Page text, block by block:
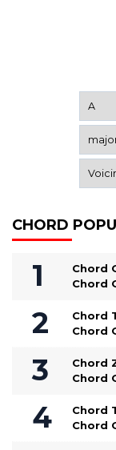
CHORD
Chord
Chord
Chord
Chord
Chord
Chord
Chord
Chord